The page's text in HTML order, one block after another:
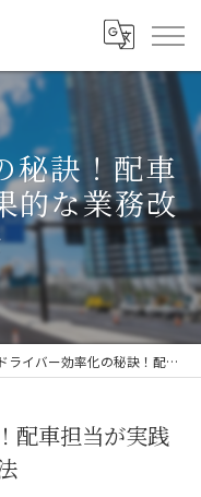
秘訣！配車
的な業務改
ドライバー効率化の秘訣！配車担当が実践する効果的な業務改善方法
配車担当が実践